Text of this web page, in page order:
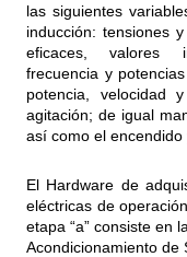
las siguientes
inducción: tensiones
eficaces, valores
frecuencia y
potencia, velocidad
agitación; de igual
así como el encendido
El Hardware de
eléctricas de
etapa “a” consiste en
Acondicionamiento de